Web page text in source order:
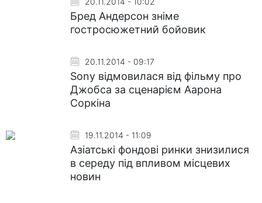
Бред Андерсон зніме
гостросюжетний бойовик
20.11.2014 - 09:17
Sony відмовилася від фільму про
Джобса за сценарієм Аарона
Соркіна
19.11.2014 - 11:09
Азіатські фондові ринки знизилися
в середу під впливом місцевих
новин